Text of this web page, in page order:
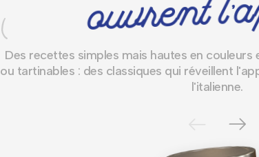
ouvrent
Des recettes simples mais hautes en couleurs
ou tartinables : des classiques qui réveillent
l'italienne.